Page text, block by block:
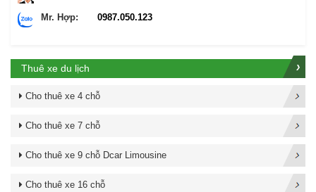
Mr. Hợp: 0987.050.123
Thuê xe du lịch
Cho thuê xe 4 chỗ
Cho thuê xe 7 chỗ
Cho thuê xe 9 chỗ Dcar Limousine
Cho thuê xe 16 chỗ